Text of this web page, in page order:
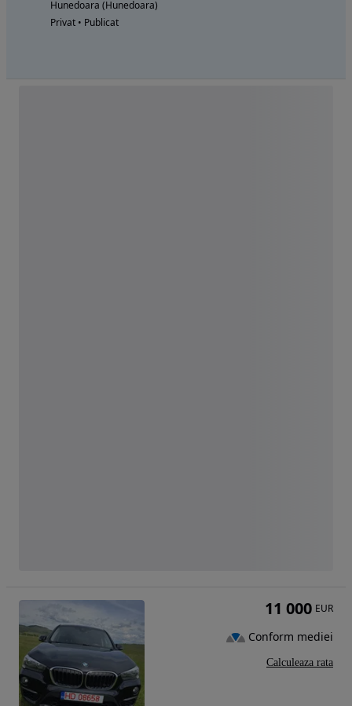
Hunedoara (Hunedoara)
Privat • Publicat
11 000 EUR
Conform mediei
Calculeaza rata